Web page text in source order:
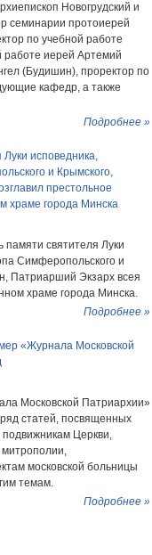
Новогрудский и
семинарии протоиерей
по учебной работе
работе иерей Артемий
(Будишин), проректор по
кафедр, а также
Подробнее »
исповедника,
и Крымского,
престольное
храме города Минска
памяти святителя Луки
Симферопольского и
Патриарший Экзарх всея
храме города Минска.
Подробнее »
«Журнала Московской
Московской Патриархии»
статей, посвященных
Церкви,
митрополии,
московской больницы
темам.
Подробнее »